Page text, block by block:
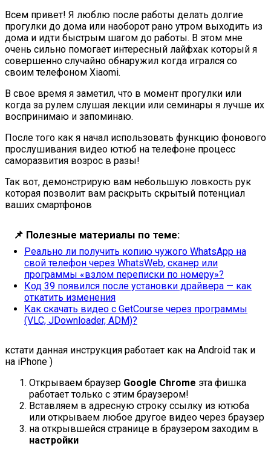
Всем привет! Я люблю после работы делать долгие
прогулки до дома или наоборот рано утром выходить из
дома и идти быстрым шагом до работы. В этом мне
очень сильно помогает интересный лайфхак который я
совершенно случайно обнаружил когда игрался со
своим телефоном Xiaomi.
В свое время я заметил, что в момент прогулки или
когда за рулем слушая лекции или семинары я лучше их
воспринимаю и запоминаю.
После того как я начал использовать функцию фонового
прослушивания видео ютюб на телефоне процесс
саморазвития возрос в разы!
Так вот, демонстрирую вам небольшую ловкость рук
которая позволит вам раскрыть скрытый потенциал
ваших смартфонов
📌 Полезные материалы по теме:
Реально ли получить копию чужого WhatsApp на
свой телефон через WhatsWeb, сканер или
программы «взлом переписки по номеру»?
Код 39 появился после установки драйвера — как
откатить изменения
Как скачать видео с GetCourse через программы
(VLC, JDownloader, ADM)?
кстати данная инструкция работает как на Android так и
на iPhone )
Открываем браузер Google Chrome эта фишка
работает только с этим браузером!
Вставляем в адресную строку ссылку из ютюба
или открываем любое другое видео через браузер
на открывшейся странице в браузером заходим в
настройки